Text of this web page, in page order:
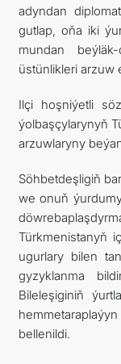
adyndan
gutlap, oňa iki
mundan
üstünlikleri arzuw
Ilçi hoşniýetli
ýolbaşçylarynyň
arzuwlaryny
Söhbetdeşligiň
we onuň
Türkmenistanyň
ugurlary bilen
gyzyklanma
Bileleşiginiň
bellenildi.